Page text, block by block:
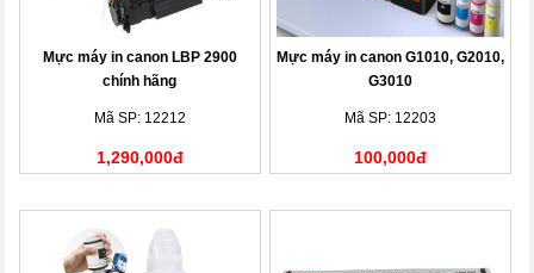
Mực máy in canon LBP 2900
chính hãng
Mã SP: 12212
1,290,000đ
Mực máy in canon G1010, G2010,
G3010
Mã SP: 12203
100,000đ